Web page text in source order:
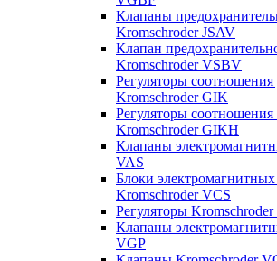
Клапаны
Kromschroder JSAV
Клапан
Kromschroder VSBV
Регуляторы соотношения
Kromschroder GIK
Регуляторы соотношения
Kromschroder GIKH
Клапаны
VAS
Блоки
Kromschroder VCS
Регуляторы
Клапаны
VGP